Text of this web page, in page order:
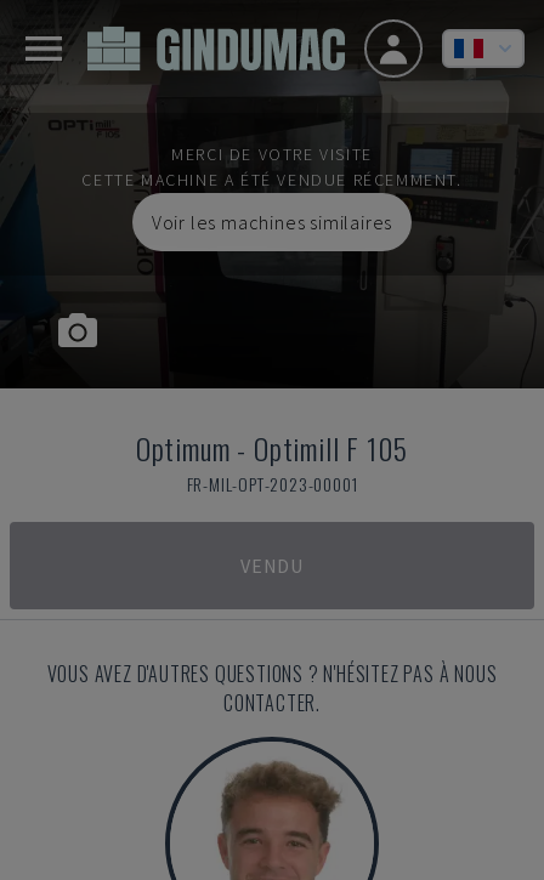
MERCI DE VOTRE VISITE
CETTE MACHINE A ÉTÉ VENDUE RÉCEMMENT.
Voir les machines similaires
Optimum- Optimill F 105
FR-MIL-OPT-2023-00001
VENDU
VOUS AVEZ D'AUTRES QUESTIONS ? N'HÉSITEZ PAS À NOUS
CONTACTER.